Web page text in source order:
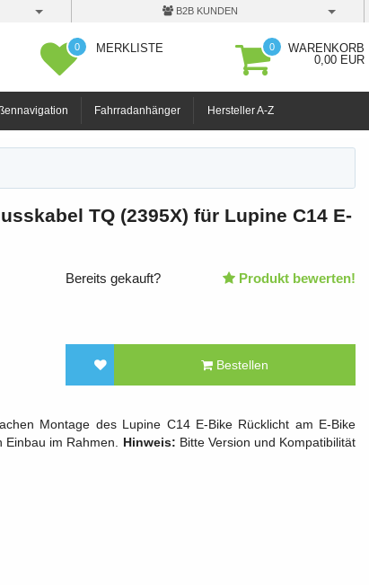
B2B KUNDEN
0 MERKLISTE 0
WARENKORB
0,00 EUR
Fahrradanhänger Hersteller A-Z
TQ (2395X) für Lupine C14 E-
Bereits gekauft? Produkt bewerten!
Bestellen
Montage des Lupine C14 E-Bike Rücklicht am E-Bike
im Rahmen.
Hinweis: Bitte Version und Kompatibilität